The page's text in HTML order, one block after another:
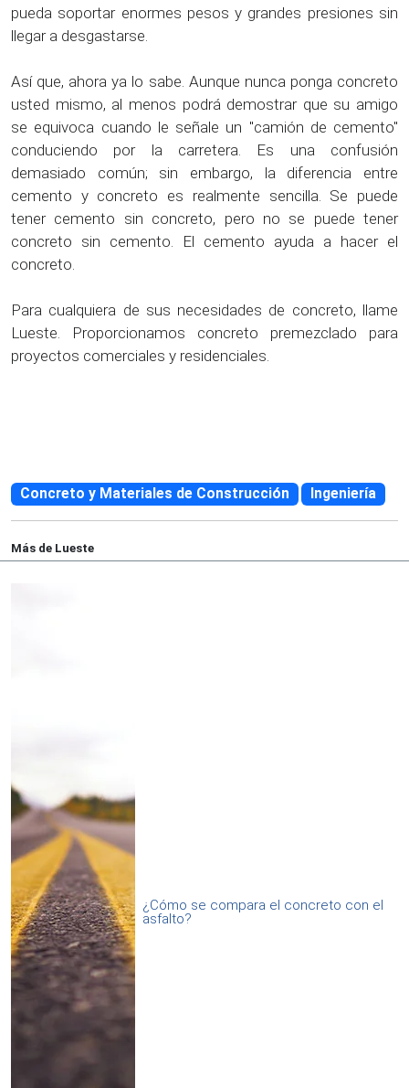
pueda soportar enormes pesos y grandes presiones sin
llegar a desgastarse.
Así que, ahora ya lo sabe. Aunque nunca ponga concreto
usted mismo, al menos podrá demostrar que su amigo
se equivoca cuando le señale un "camión de cemento"
conduciendo por la carretera. Es una confusión
demasiado común; sin embargo, la diferencia entre
cemento y concreto es realmente sencilla. Se puede
tener cemento sin concreto, pero no se puede tener
concreto sin cemento. El cemento ayuda a hacer el
concreto.
Para cualquiera de sus necesidades de concreto, llame
Lueste. Proporcionamos concreto premezclado para
proyectos comerciales y residenciales.
Concreto y Materiales de Construcción Ingeniería
Más de Lueste
¿Cómo se compara el concreto con el
asfalto?